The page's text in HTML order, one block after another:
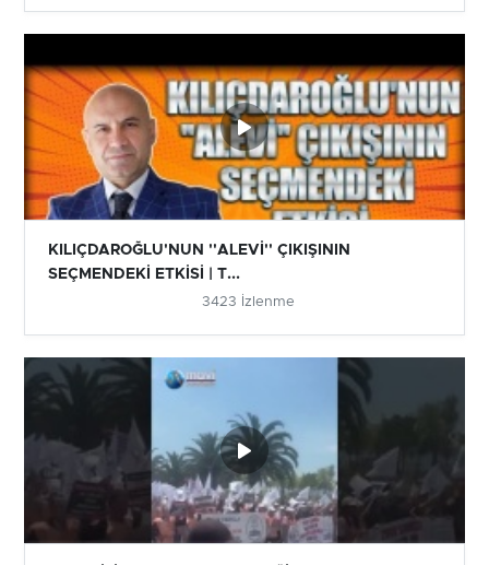
KILIÇDAROĞLU'NUN ''ALEVİ'' ÇIKIŞININ
SEÇMENDEKİ ETKİSİ | T...
3423 İzlenme